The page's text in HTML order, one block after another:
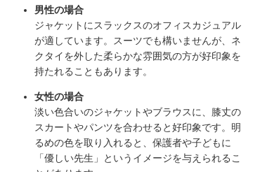
男性の場合
ジャケットにスラックスのオフィスカジュアル
が適しています。スーツでも構いませんが、ネ
クタイを外した柔らかな雰囲気の方が好印象を
持たれることもあります。
女性の場合
淡い色合いのジャケットやブラウスに、膝丈の
スカートやパンツを合わせると好印象です。明
るめの色を取り入れると、保護者や子どもに
「優しい先生」というイメージを与えられるこ